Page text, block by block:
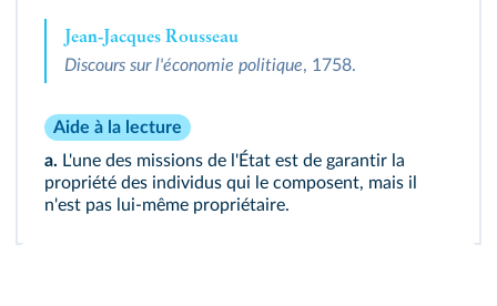
Jean‑Jacques Rousseau
Discours sur l'économie politique, 1758.
Aide à la lecture
a. L'une des missions de l'État est de garantir la
propriété des individus qui le composent, mais il
n'est pas lui‑même propriétaire.